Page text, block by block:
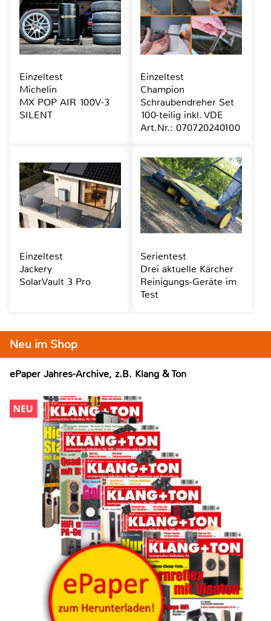
Neu im Shop
ePaper Jahres-Archive, z.B. Klang & Ton
Einzeltest
Michelin
MX POP AIR 100V-3
SILENT
Einzeltest
Champion
Schraubendreher Set
100-teilig inkl. VDE
Art.Nr.: 070720240100
Einzeltest
Jackery
SolarVault 3 Pro
Serientest
Drei aktuelle Kärcher
Reinigungs-Geräte im
Test